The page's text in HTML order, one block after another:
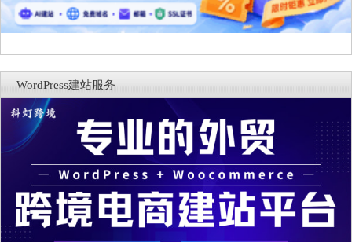
WordPress建站服务